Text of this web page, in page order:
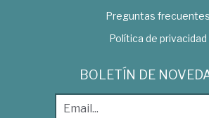
Preguntas frecuentes
Política de privacidad
BOLETÍN DE